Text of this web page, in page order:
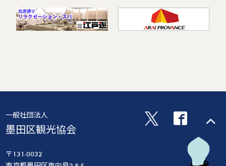
一般社団法人
墨田区観光協会
〒131-0032